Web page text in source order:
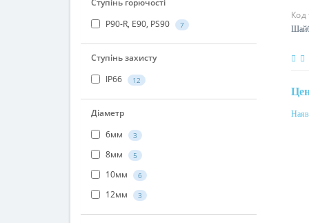
Ступінь горючості
P90-R, E90, PS90
7
Ступінь захисту
IP66
12
Діаметр
6мм
3
8мм 5
10мм 6
12мм 3
Код